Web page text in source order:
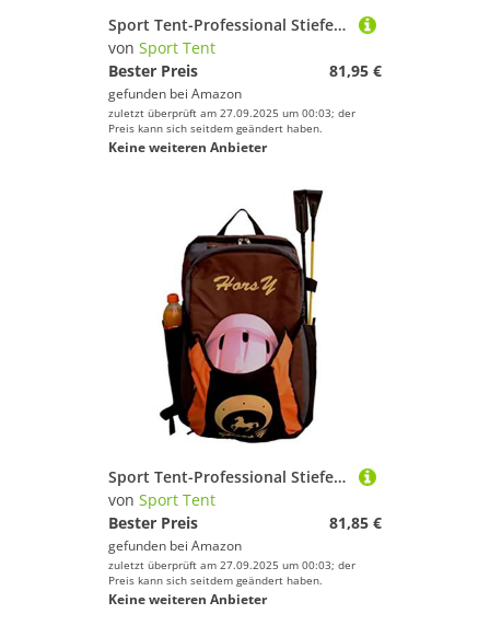
Sport Tent-Professional Stiefeltasche Helmtasche Parent-Kind Rucksack für Reitstiefel Kombitasche Stiefelbeutel mit Helmfache (Violett, Jugendliche, Adult Edition)
von Sport Tent
Bester Preis
81,95 €
gefunden bei Amazon
zuletzt überprüft am 27.09.2025 um 00:03; der
Preis kann sich seitdem geändert haben.
Keine weiteren Anbieter
Sport Tent-Professional Stiefeltasche Helmtasche Parent-Kind Rucksack für Reitstiefel Kombitasche Stiefelbeutel mit Helmfache (Braun, Jugendliche, Adult Edition)
von Sport Tent
Bester Preis
81,85 €
gefunden bei Amazon
zuletzt überprüft am 27.09.2025 um 00:03; der
Preis kann sich seitdem geändert haben.
Keine weiteren Anbieter